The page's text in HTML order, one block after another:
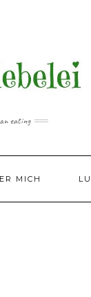
eating
MICH